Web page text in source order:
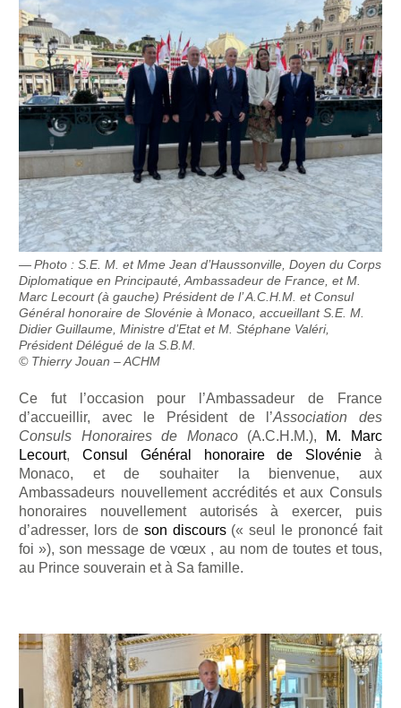
Photo : S.E. M. et Mme Jean d’Haussonville, Doyen du Corps
Diplomatique en Principauté, Ambassadeur de France, et M.
Marc Lecourt (à gauche) Président de l’ A.C.H.M. et Consul
Général honoraire de Slovénie à Monaco, accueillant S.E. M.
Didier Guillaume, Ministre d’Etat et M. Stéphane Valéri,
Président Délégué de la S.B.M.
© Thierry Jouan – ACHM
Ce fut l’occasion pour l’Ambassadeur de France
d’accueillir, avec le Président de l’Association des
Consuls Honoraires de Monaco(A.C.H.M.),
M. Marc
Lecourt,Consul Général honoraire de Slovénieà
Monaco, et de souhaiter la bienvenue, aux
Ambassadeurs nouvellement accrédités et aux Consuls
honoraires nouvellement autorisés à exercer, puis
d’adresser, lors de son discours(« seul le prononcé fait
foi »), son message de vœux , au nom de toutes et tous,
au Prince souverain et à Sa famille.